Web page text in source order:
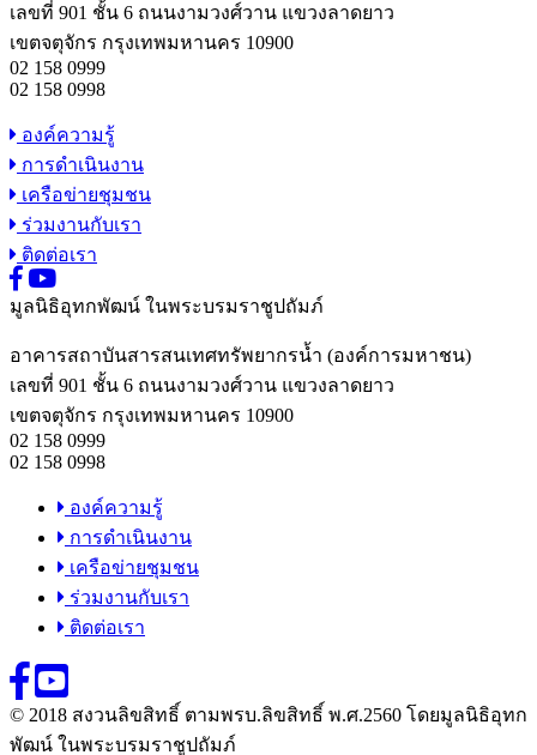
เลขที่ 901 ชั้น 6 ถนนงามวงศ์วาน แขวงลาดยาว
เขตจตุจักร กรุงเทพมหานคร 10900
02 158 0999
02 158 0998
องค์ความรู้
การดำเนินงาน
เครือข่ายชุมชน
ร่วมงานกับเรา
ติดต่อเรา
มูลนิธิอุทกพัฒน์ ในพระบรมราชูปถัมภ์
อาคารสถาบันสารสนเทศทรัพยากรน้ำ (องค์การมหาชน)
เลขที่ 901 ชั้น 6 ถนนงามวงศ์วาน แขวงลาดยาว
เขตจตุจักร กรุงเทพมหานคร 10900
02 158 0999
02 158 0998
องค์ความรู้
การดำเนินงาน
เครือข่ายชุมชน
ร่วมงานกับเรา
ติดต่อเรา
© 2018 สงวนลิขสิทธิ์ ตามพรบ.ลิขสิทธิ์ พ.ศ.2560 โดยมูลนิธิอุทก
พัฒน์ ในพระบรมราชูปถัมภ์